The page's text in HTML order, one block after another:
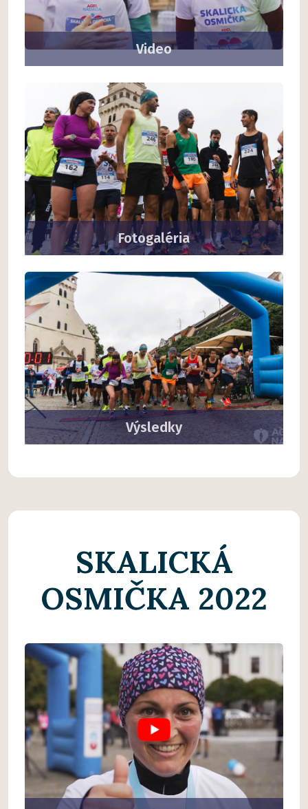
Video
Fotogaléria
Výsledky
SKALICKÁ
OSMIČKA 2022